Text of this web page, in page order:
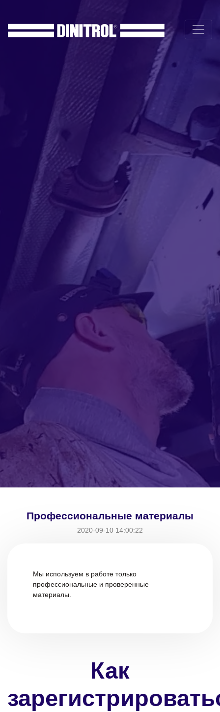
Профессиональные материалы
2020-09-10 14:00:22
Мы используем в работе только
профессиональные и проверенные
материалы.
Как